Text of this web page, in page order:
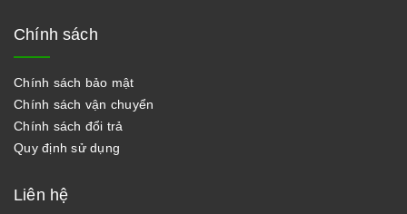
Chính sách
Chính sách bảo mật
Chính sách vận chuyển
Chính sách đổi trả
Quy định sử dụng
Liên hệ